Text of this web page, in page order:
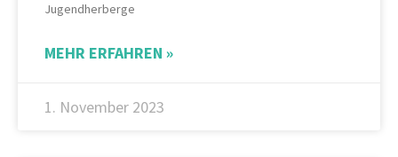
Jugendherberge
MEHR ERFAHREN »
1. November 2023